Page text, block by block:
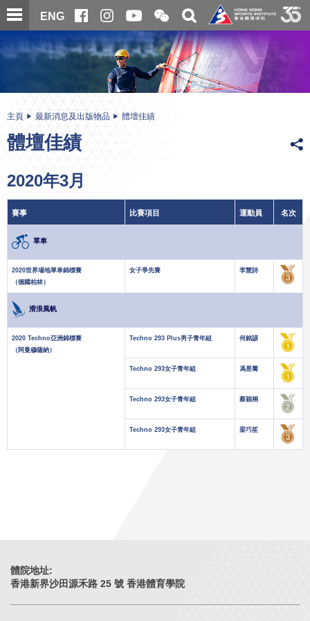
跳
至
內
ENG
開
合
微
信
二
維
碼
關
搜
尋
内
主頁 最新消息及出版物品 體壇佳績
體壇佳績
2020年3月
賽事 比賽項目 運動員 名次
單車
2020世界場地單車錦標賽
（德國柏林）
女子爭先賽 李慧詩
滑浪風帆
2020 Techno亞洲錦標賽
（阿曼穆薩納）
Techno 293 Plus男子青年組 何銘諺
Techno 293女子青年組 馮昱蕎
Techno 293女子青年組 蔡穎桐
Techno 293女子青年組 梁巧笙
體院地址:
香港新界沙田源禾路 25 號 香港體育學院